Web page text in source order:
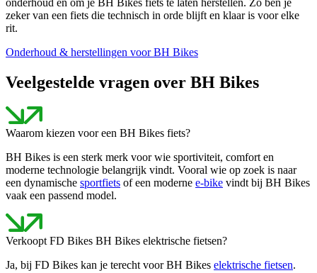
zeker van een fiets die technisch in orde blijft en klaar is voor elke
rit.
Onderhoud & herstellingen voor BH Bikes
Veelgestelde vragen over BH Bikes
Waarom kiezen voor een BH Bikes fiets?
BH Bikes is een sterk merk voor wie sportiviteit, comfort en
moderne technologie belangrijk vindt. Vooral wie op zoek is naar
een dynamische sportfiets of een moderne e-bike vindt bij BH Bikes
vaak een passend model.
Verkoopt FD Bikes BH Bikes elektrische fietsen?
Ja, bij FD Bikes kan je terecht voor BH Bikes elektrische fietsen.